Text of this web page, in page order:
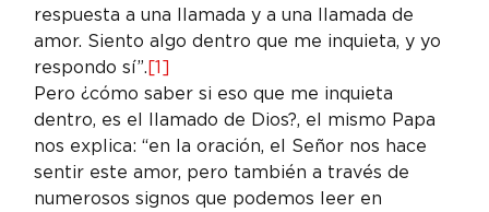
respuesta a una llamada y a una llamada de
amor. Siento algo dentro que me inquieta, y yo
respondo sí”.[1]
Pero ¿cómo saber si eso que me inquieta
dentro, es el llamado de Dios?, el mismo Papa
nos explica: “en la oración, el Señor nos hace
sentir este amor, pero también a través de
numerosos signos que podemos leer en